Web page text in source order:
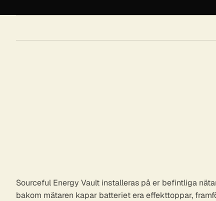
Sourceful Energy Vault installeras på er befintliga
bakom mätaren kapar batteriet era effekttoppar,